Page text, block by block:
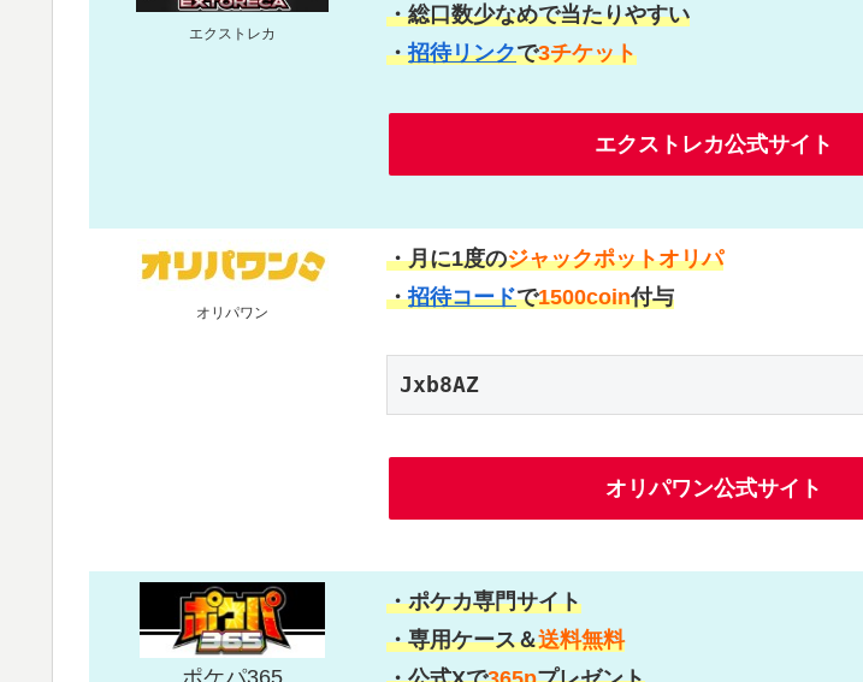
エクストレカ
・総口数少なめで当たりやすい
・招待リンクで3チケット
エクストレカ公式サイト
オリパワン
・月に1度のジャックポットオリパ
・招待コードで1500coin付与
Jxb8AZ
オリパワン公式サイト
ポケパ365
・ポケカ専門サイト
・専用ケース＆送料無料